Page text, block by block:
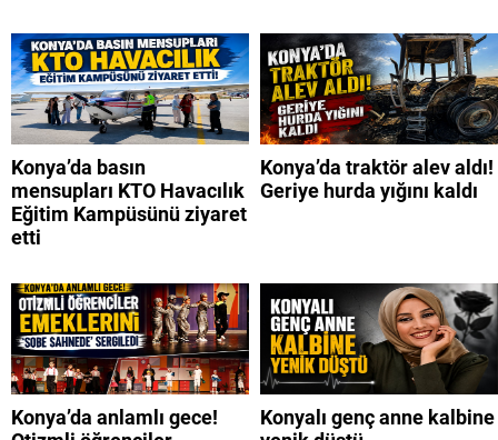
Konya’da basın
mensupları KTO Havacılık
Eğitim Kampüsünü ziyaret
etti
Konya’da traktör alev aldı!
Geriye hurda yığını kaldı
Konya’da anlamlı gece!
Konyalı genç anne kalbine